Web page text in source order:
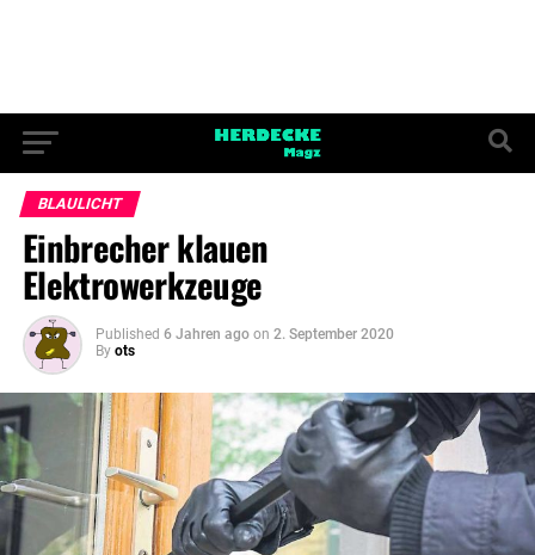
BLAULICHT
Einbrecher klauen
Elektrowerkzeuge
Published 6 Jahren ago on 2. September 2020
By ots